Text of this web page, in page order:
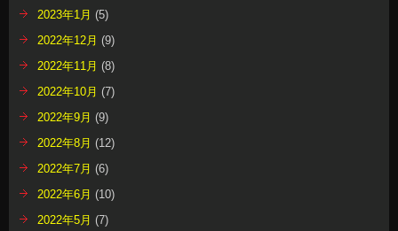
2023年1月 (5)
2022年12月 (9)
2022年11月 (8)
2022年10月 (7)
2022年9月 (9)
2022年8月 (12)
2022年7月 (6)
2022年6月 (10)
2022年5月 (7)